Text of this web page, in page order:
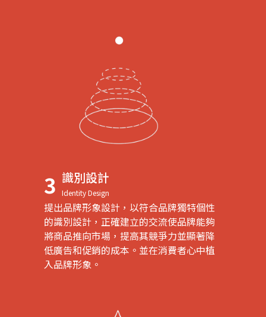
3 識別設計
Identity Design
提出品牌形象設計，以符合品牌獨特個性
的識別設計，正確建立的交流使品牌能夠
將商品推向市場，提高其競爭力並顯著降
低廣告和促銷的成本。並在消費者心中植
入品牌形象。